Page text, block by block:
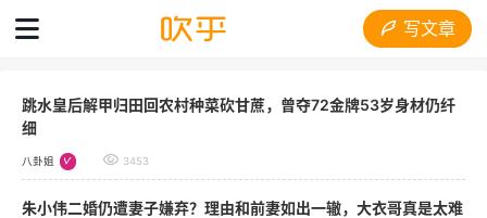
写文章
跳水皇后解甲归田回农村种菜砍甘蔗，曾夺72金牌53岁身材仍纤
细
八卦姐 3453
朱小伟二婚仍遭妻子嫌弃？理由和前妻如出一辙，大衣哥真是太难